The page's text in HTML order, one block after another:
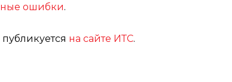
ошибки.
на сайте ИТС.